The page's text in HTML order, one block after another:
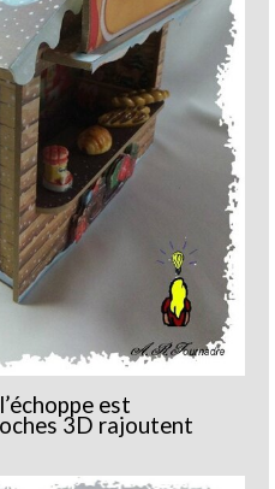
est
3D rajoutent